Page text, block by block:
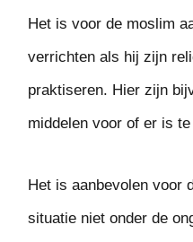
Het is voor de moslim
verrichten als hij zijn
praktiseren. Hier zijn
middelen voor of er is
Het is aanbevolen voor
situatie niet onder de